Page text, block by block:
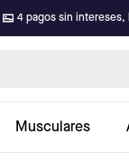
4 pagos sin intereses,
Musculares